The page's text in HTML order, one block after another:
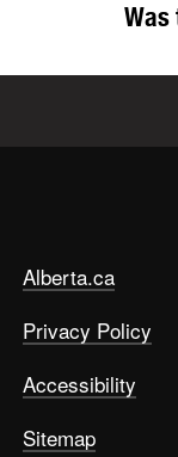
Was
Alberta.ca
Privacy Policy
Accessibility
Sitemap